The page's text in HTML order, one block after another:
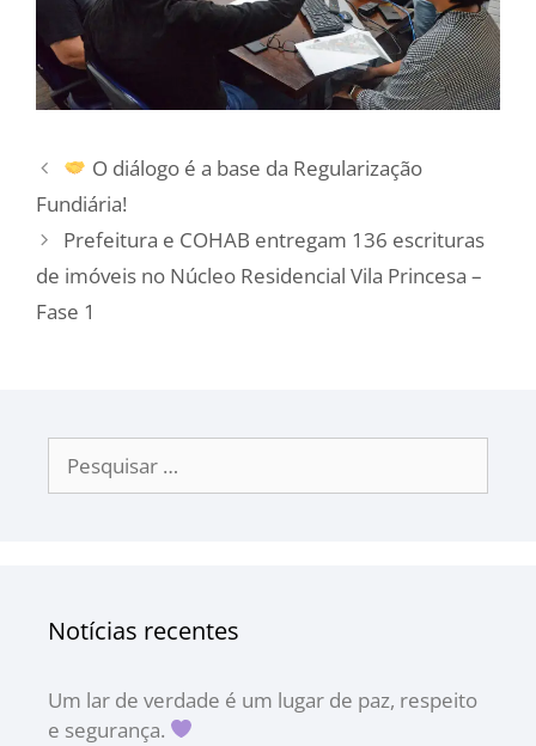
O diálogo é a base da Regularização
Fundiária!
Prefeitura e COHAB entregam 136 escrituras
de imóveis no Núcleo Residencial Vila Princesa –
Fase 1
Notícias recentes
Um lar de verdade é um lugar de paz, respeito
e segurança.